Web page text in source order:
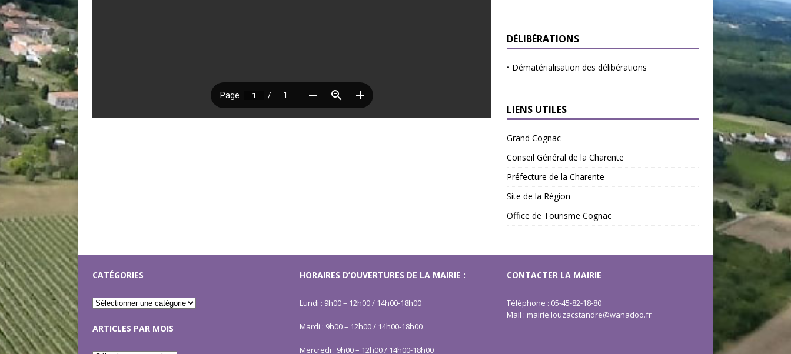
DÉLIBÉRATIONS
• Dématérialisation des délibérations
LIENS UTILES
Grand Cognac
Conseil Général de la Charente
Préfecture de la Charente
Site de la Région
Office de Tourisme Cognac
CATÉGORIES
ARTICLES PAR MOIS
HORAIRES D’OUVERTURES DE LA MAIRIE :
Lundi : 9h00 – 12h00 / 14h00-18h00
Mardi : 9h00 – 12h00 / 14h00-18h00
Mercredi : 9h00 – 12h00 / 14h00-18h00
CONTACTER LA MAIRIE
Téléphone : 05-45-82-18-80
Mail : mairie.louzacstandre@wanadoo.fr